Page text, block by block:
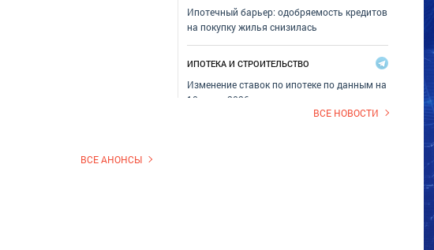
Ипотечный барьер: одобряемость кредитов
на покупку жилья снизилась
ИПОТЕКА И СТРОИТЕЛЬСТВО
Изменение ставок по ипотеке по данным на
10 июля 2026 года
ВСЕ НОВОСТИ
ВСЕ АНОНСЫ